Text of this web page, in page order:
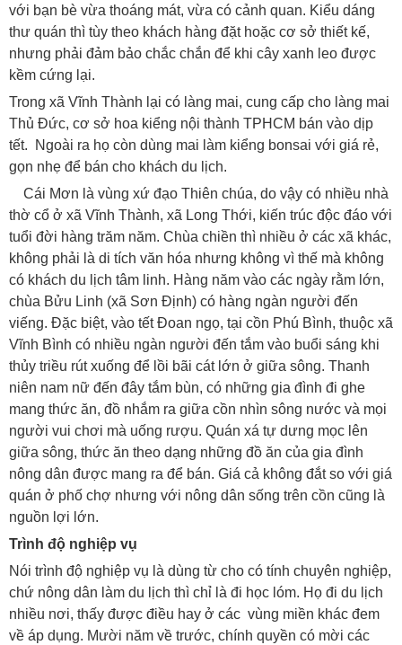
với bạn bè vừa thoáng mát, vừa có cảnh quan. Kiểu dáng
thư quán thì tùy theo khách hàng đặt hoặc cơ sở thiết kế,
nhưng phải đảm bảo chắc chắn để khi cây xanh leo được
kềm cứng lại.
Trong xã Vĩnh Thành lại có làng mai, cung cấp cho làng mai
Thủ Đức, cơ sở hoa kiểng nội thành TPHCM bán vào dịp
tết. Ngoài ra họ còn dùng mai làm kiểng bonsai với giá rẻ,
gọn nhẹ để bán cho khách du lịch.
Cái Mơn là vùng xứ đạo Thiên chúa, do vậy có nhiều nhà
thờ cổ ở xã Vĩnh Thành, xã Long Thới, kiến trúc độc đáo với
tuổi đời hàng trăm năm. Chùa chiền thì nhiều ở các xã khác,
không phải là di tích văn hóa nhưng không vì thế mà không
có khách du lịch tâm linh. Hàng năm vào các ngày rằm lớn,
chùa Bửu Linh (xã Sơn Định) có hàng ngàn người đến
viếng. Đặc biệt, vào tết Đoan ngọ, tại cồn Phú Bình, thuộc xã
Vĩnh Bình có nhiều ngàn người đến tắm vào buổi sáng khi
thủy triều rút xuống để lồi bãi cát lớn ở giữa sông. Thanh
niên nam nữ đến đây tắm bùn, có những gia đình đi ghe
mang thức ăn, đồ nhắm ra giữa cồn nhìn sông nước và mọi
người vui chơi mà uống rượu. Quán xá tự dưng mọc lên
giữa sông, thức ăn theo dạng những đồ ăn của gia đình
nông dân được mang ra để bán. Giá cả không đắt so với giá
quán ở phố chợ nhưng với nông dân sống trên cồn cũng là
nguồn lợi lớn.
Trình độ nghiệp vụ
Nói trình độ nghiệp vụ là dùng từ cho có tính chuyên nghiệp,
chứ nông dân làm du lịch thì chỉ là đi học lóm. Họ đi du lịch
nhiều nơi, thấy được điều hay ở các vùng miền khác đem
về áp dụng. Mười năm về trước, chính quyền có mời các